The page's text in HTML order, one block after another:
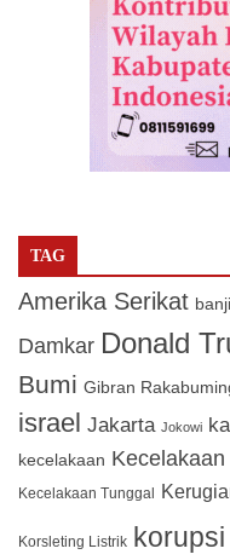
TAG
Amerika Serikat
Damkar Donald
Bumi Gibran
israel Jakarta Jokowi
kecelakaan
Kecelakaan Tunggal
Korsleting Listrik korupsi